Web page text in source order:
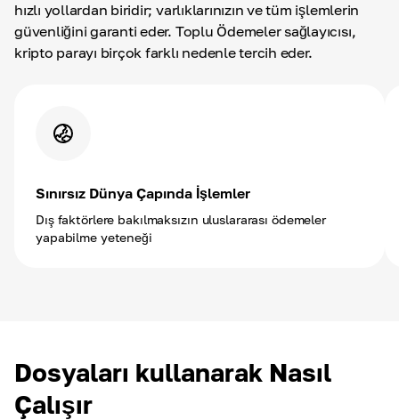
hızlı yollardan biridir; varlıklarınızın ve tüm işlemlerin
güvenliğini garanti eder. Toplu Ödemeler sağlayıcısı,
kripto parayı birçok farklı nedenle tercih eder.
Sınırsız Dünya Çapında İşlemler
Dış faktörlere bakılmaksızın uluslararası ödemeler
yapabilme yeteneği
Dosyaları kullanarak Nasıl
Çalışır